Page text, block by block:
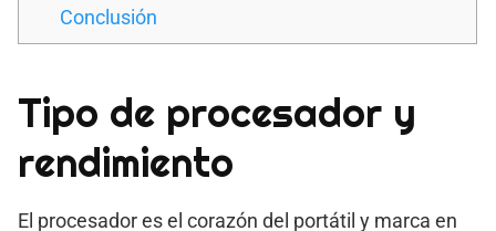
Conclusión
Tipo de procesador y
rendimiento
El procesador es el corazón del portátil y marca en